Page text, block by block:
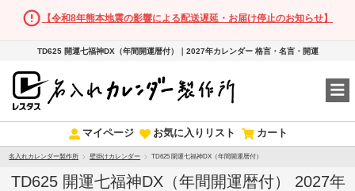
【令和8年熊本地震の影響による配送遅延・お届け停止のお知らせ】
TD625 開運七福神DX（年間開運暦付）｜2027年カレンダー 格言・名言・開運
マイページ お気に入りリスト カート
名入れカレンダー製作所 壁掛けカレンダー TD625 開運七福神DX（年間開運暦付）
TD625 開運七福神DX（年間開運暦付） 2027年